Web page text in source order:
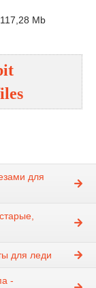
Mb
для
для леди
-